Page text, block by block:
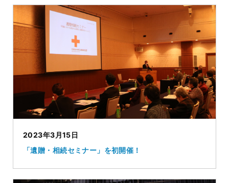
2023年3月15日
「遺贈・相続セミナー」を初開催！